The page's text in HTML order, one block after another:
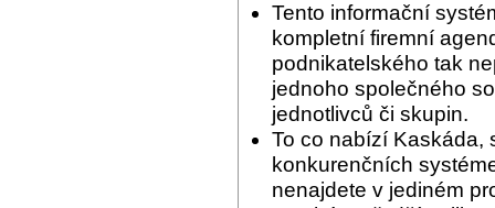
Tento informační
kompletní firemní
podnikatelského tak
jednoho společného
jednotlivců či skupin.
To co nabízí Kaskáda,
konkurenčních
nenajdete v jediném